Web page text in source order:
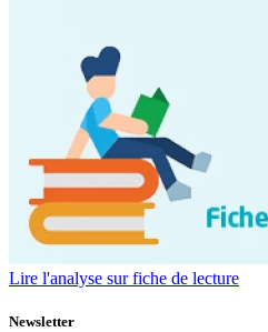
Lire l'analyse sur fiche de lecture
Newsletter